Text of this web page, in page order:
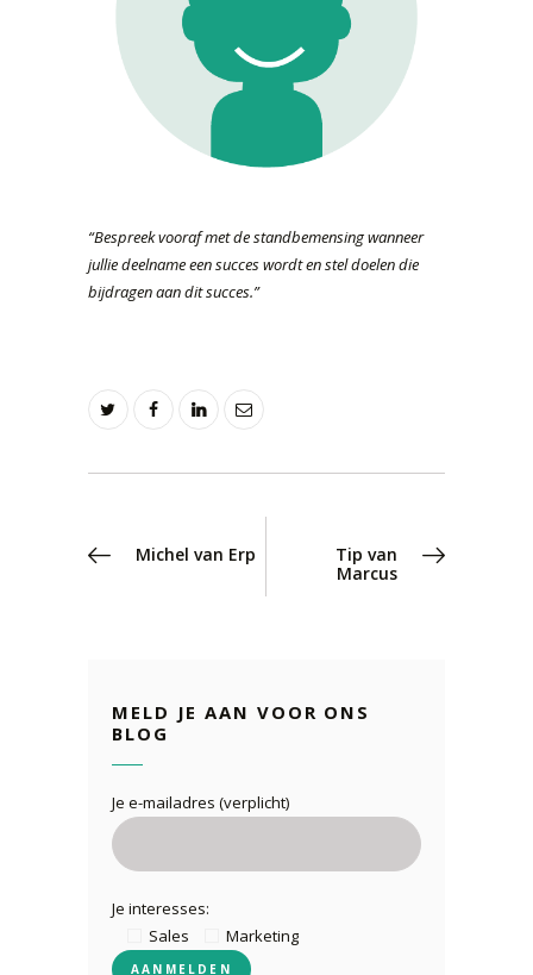
“Bespreek vooraf met de standbemensing wanneer
jullie deelname een succes wordt en stel doelen die
bijdragen aan dit succes.”
Michel van Erp
Tip van
Marcus
MELD JE AAN VOOR ONS
BLOG
Je e-mailadres (verplicht)
Je interesses:
Sales
Marketing